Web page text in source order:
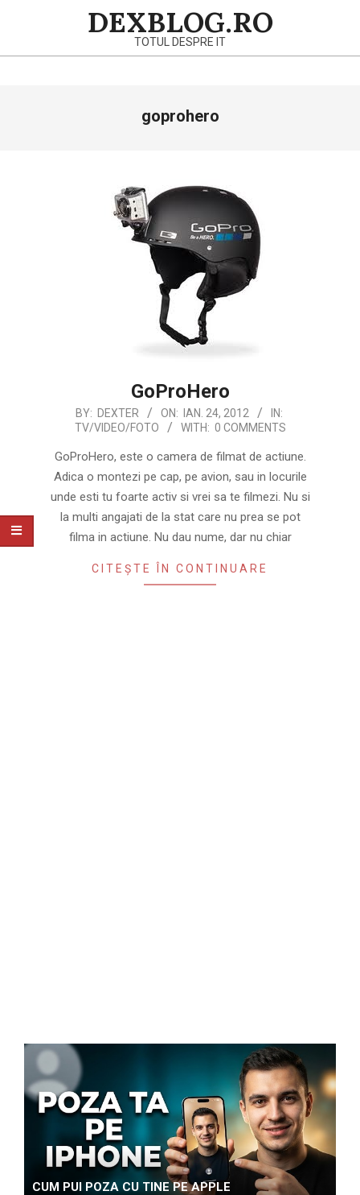
DEXBLOG.RO
TOTUL DESPRE IT
goprohero
GoProHero
2012-
24
BY: DEXTER ON: IAN. 24, 2012
IN:
TV/VIDEO/FOTO
WITH: 0 COMMENTS
GoProHero, este o camera de filmat de actiune.
Adica o montezi pe cap, pe avion, sau in locurile
unde esti tu foarte activ si vrei sa te filmezi. Nu si
la multi angajati de la stat care nu prea se pot
filma in actiune. Nu dau nume, dar nu chiar
CITEȘTE ÎN CONTINUARE
CUM PUI POZA CU TINE PE APPLE